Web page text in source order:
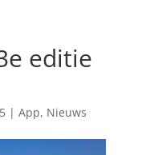
editie
| App, Nieuws